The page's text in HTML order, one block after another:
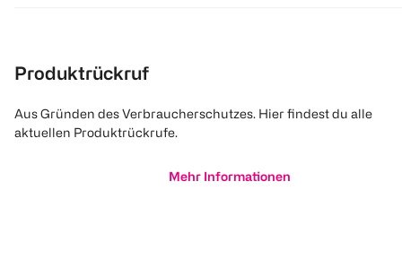
Produktrückruf
Aus Gründen des Verbraucherschutzes. Hier findest du alle
aktuellen Produktrückrufe.
Mehr Informationen